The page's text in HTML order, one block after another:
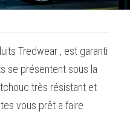
Tredwear , est garanti
se présentent sous la
très résistant et
vous prêt a faire